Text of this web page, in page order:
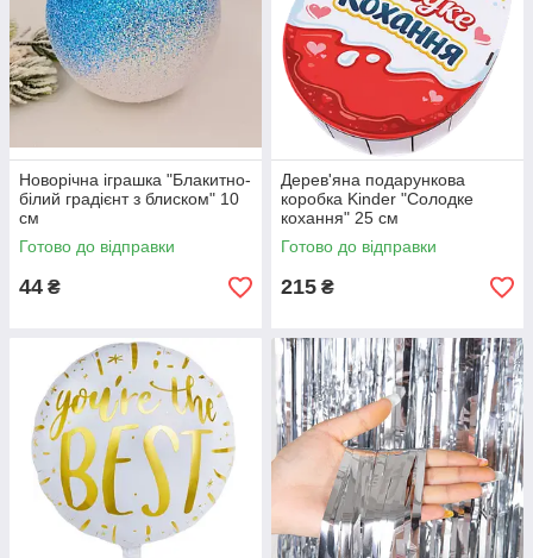
Новорічна іграшка "Блакитно-
білий градієнт з блиском" 10
см
Готово до відправки
44 ₴
Дерев'яна подарункова
коробка Kinder "Солодке
кохання" 25 см
Готово до відправки
215 ₴